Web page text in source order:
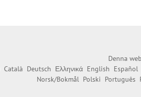
Denna
Català Deutsch Ελληνικά English Español
Norsk/Bokmål Polski Português